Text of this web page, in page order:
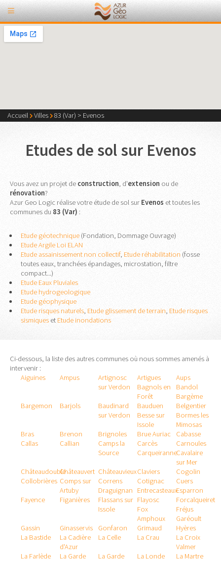
Accueil Villes 83 (Var) > Evenos
Etudes de sol sur Evenos
Vous avez un projet de construction , d'extension ou de
rénovation?
Azur Geo Logic réalise votre étude de sol sur Evenos et toutes les
communes du 83 (Var) :
Etude géotechnique(Fondation, Dommage Ouvrage)
Etude Argile Loi ELAN
Etude assainissement non collectif, Etude réhabilitation (fosse
toutes eaux, tranchées épandages, microstation, filtre
compact...)
Etude Eaux Pluviales
Etude hydrogeologique
Etude géophysique
Etude risques naturels, Etude glissement de terrain, Etude risques
sismiqueset Etude inondations
Ci-dessous, la liste des autres communes où nous sommes amenés à
intervenir :
Aiguines
Ampus
Artignosc
sur Verdon
Artigues
Aups
Bagnols en
Forêt
Bandol
Bargème
Bargemon
Barjols
Baudinard
sur Verdon
Bauduen
Belgentier
Besse sur
Issole
Bormes les
Mimosas
Bras
Brenon Brignoles Brue Auriac
Cabasse
Callas
Callian
Camps la
Source
Carcès
Carnoules
CarqueiranneCavalaire
sur Mer
ChâteaudoubleChâteauvert ChâteauvieuxClaviers
Cogolin
Collobrières Comps sur
Artuby
Correns Cotignac
Cuers
Draguignan
EntrecasteauxEsparron
Fayence
Figanières
Flassans sur
Issole
Flayosc
Forcalqueiret
Fox
Amphoux
Fréjus
Garéoult
Gassin
Ginasservis Gonfaron Grimaud
Hyères
La Bastide
La Cadière
d'Azur
La Celle La Crau
La Croix
Valmer
La Farlède
La Garde
La Garde
La Londe
La Martre